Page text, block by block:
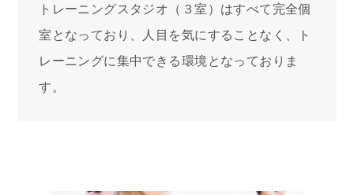
トレーニングスタジオ（３室）はすべて完全個
室となっており、人目を気にすることなく、ト
レーニングに集中できる環境となっておりま
す。